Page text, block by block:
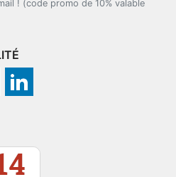
! (code promo de 10% valable